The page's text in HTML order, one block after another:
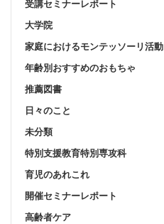
受講セミナーレポート
大学院
家庭におけるモンテッソーリ活動
年齢別おすすめのおもちゃ
推薦図書
日々のこと
未分類
特別支援教育特別専攻科
育児のあれこれ
開催セミナーレポート
高齢者ケア